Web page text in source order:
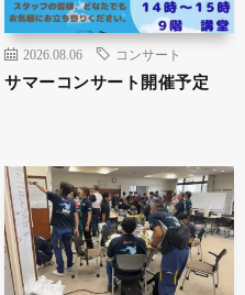
2026.08.06 コンサート
サマーコンサート開催予定